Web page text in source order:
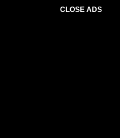
CLOSE ADS